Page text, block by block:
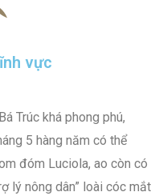
vực
Trúc khá phong phú,
5 hàng năm có thể
đóm Luciola, ao còn có
lý nông dân” loài cóc mắt